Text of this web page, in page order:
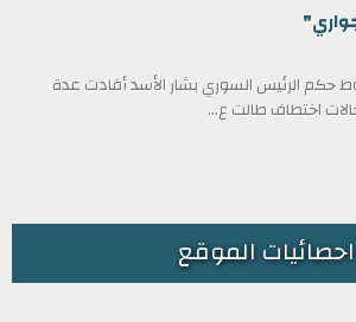
حكم الرئيس السوري بشار الأسد أفادت عدة
اختطاف طالت ع...
احصائيات الموقع